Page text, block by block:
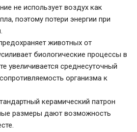
не использует воздух как
поэтому потери энергии при
животных от
биологические процессы в
увеличивается среднесуточный
организма к
керамический патрон
размеры дают возможность